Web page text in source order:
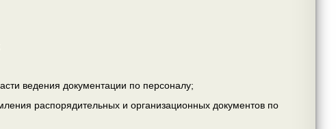
ведения документации по персоналу;
распорядительных и организационных документов по